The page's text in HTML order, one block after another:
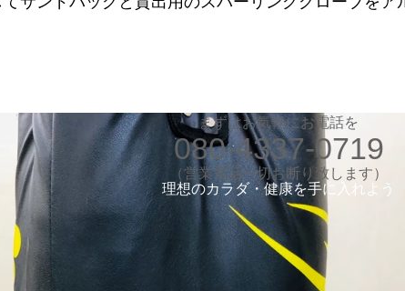
​体験入会実施中
動します
まずはお気軽にお電話を
080-4337-0719
​（営業電話一切お断り致します）
​理想のカラダ・健康を手に入れよう